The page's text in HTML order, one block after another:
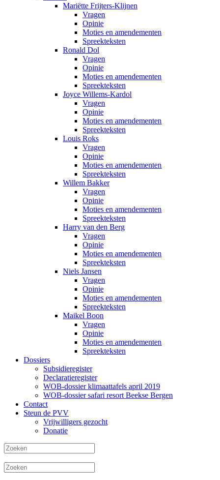
Mariëtte Frijters-Klijnen
Vragen
Opinie
Moties en amendementen
Spreekteksten
Ronald Dol
Vragen
Opinie
Moties en amendementen
Spreekteksten
Joyce Willems-Kardol
Vragen
Opinie
Moties en amendementen
Spreekteksten
Louis Roks
Vragen
Opinie
Moties en amendementen
Spreekteksten
Willem Bakker
Vragen
Opinie
Moties en amendementen
Spreekteksten
Harry van den Berg
Vragen
Opinie
Moties en amendementen
Spreekteksten
Niels Jansen
Vragen
Opinie
Moties en amendementen
Spreekteksten
Maikel Boon
Vragen
Opinie
Moties en amendementen
Spreekteksten
Dossiers
Subsidieregister
Declaratieregister
WOB-dossier klimaattafels april 2019
WOB-dossier safari resort Beekse Bergen
Contact
Steun de PVV
Vrijwilligers gezocht
Donatie